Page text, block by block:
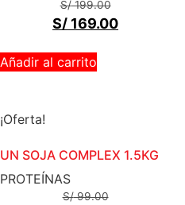
S/199.00
S/ 169.00
Añadir al carrito
¡Oferta!
UN SOJA COMPLEX 1.5KG
PROTEÍNAS
S/99.00